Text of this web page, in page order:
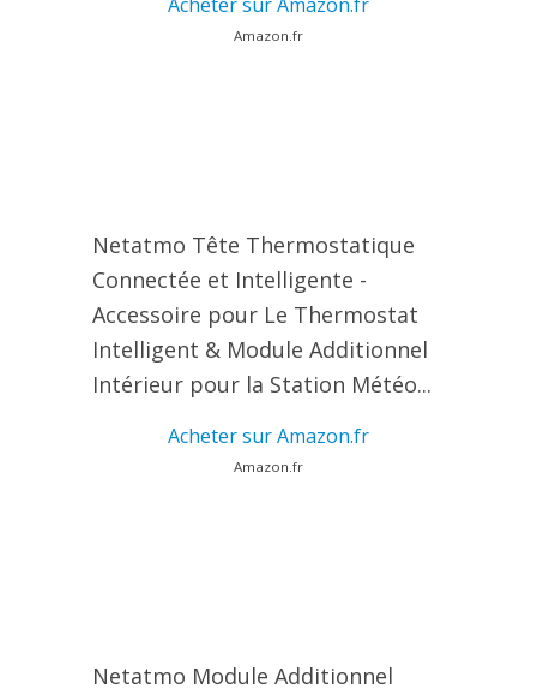
Amazon.fr
Netatmo Tête Thermostatique
Connectée et Intelligente -
Accessoire pour Le Thermostat
Intelligent & Module Additionnel
Intérieur pour la Station Météo...
Acheter sur Amazon.fr
Amazon.fr
Netatmo Module Additionnel